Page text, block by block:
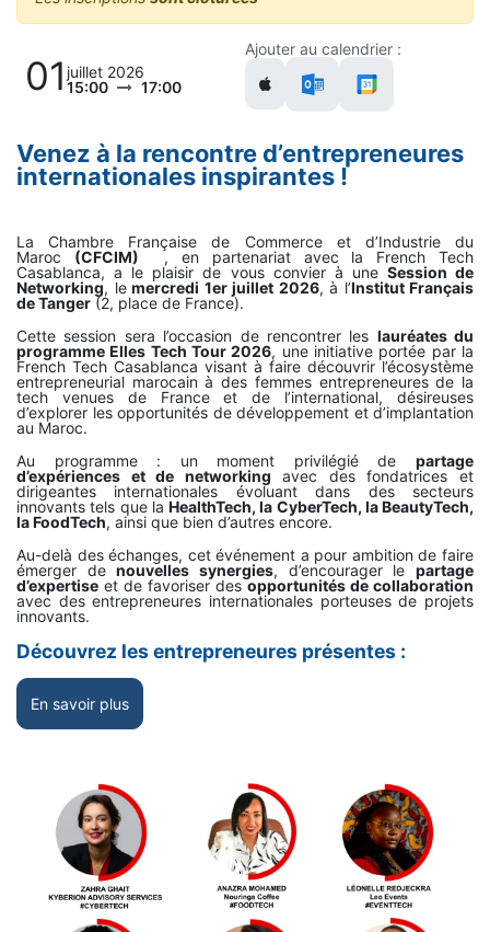
01juillet 2026
15:00
17:00
Ajouter au calendrier :
Venez à la rencontre d’entrepreneures
internationales inspirantes !
LaChambre Française de Commerce et d’Industrie du
Maroc (CFCIM) , en partenariat avec la French Tech
Casablanca, a le plaisir de vous convier à une Session de
Networking, lemercredi 1er juillet 2026, à l’Institut Français
de Tanger (2, place de France).
Cette session sera l’occasion de rencontrer les lauréates du
programme Elles Tech Tour 2026, une initiative portée par la
French Tech Casablanca visant à faire découvrir l’écosystème
entrepreneurial marocain à des femmes entrepreneures de la
tech venues de France et de l’international, désireuses
d’explorer les opportunités de développement et d’implantation
au Maroc.
Au programme : un moment privilégié de partage
d’expériences et de networking avec des fondatrices et
dirigeantes internationales évoluant dans des secteurs
innovants tels que la HealthTech, la CyberTech, la BeautyTech,
la FoodTech, ainsi que bien d’autres encore.
Au-delà des échanges, cet événement a pour ambition de faire
émerger denouvelles synergies, d’encourager lepartage
d’expertise et de favoriser desopportunités de collaboration
avec des entrepreneures internationales porteuses de projets
innovants.
Découvrez les entrepreneures présentes :
En savoir plus